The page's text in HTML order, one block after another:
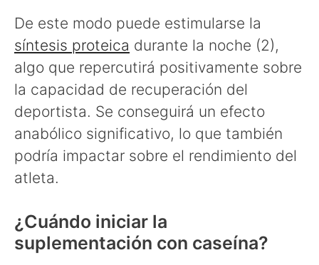
De este modo puede estimularse la
síntesis proteica durante la noche (2),
algo que repercutirá positivamente sobre
la capacidad de recuperación del
deportista. Se conseguirá un efecto
anabólico significativo, lo que también
podría impactar sobre el rendimiento del
atleta.
¿Cuándo iniciar la
suplementación con caseína?